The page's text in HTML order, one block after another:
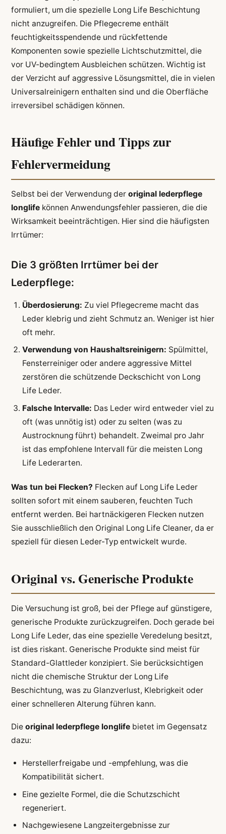
formuliert, um die spezielle Long Life Beschichtung
nicht anzugreifen. Die Pflegecreme enthält
feuchtigkeitsspendende und rückfettende
Komponenten sowie spezielle Lichtschutzmittel, die
vor UV-bedingtem Ausbleichen schützen. Wichtig ist
der Verzicht auf aggressive Lösungsmittel, die in vielen
Universalreinigern enthalten sind und die Oberfläche
irreversibel schädigen können.
Häufige Fehler und Tipps zur
Fehlervermeidung
Selbst bei der Verwendung der original lederpflege
longlifekönnen Anwendungsfehler passieren, die die
Wirksamkeit beeinträchtigen. Hier sind die häufigsten
Irrtümer:
Die 3 größten Irrtümer bei der
Lederpflege:
Überdosierung: Zu viel Pflegecreme macht das
Leder klebrig und zieht Schmutz an. Weniger ist hier
oft mehr.
Verwendung von Haushaltsreinigern: Spülmittel,
Fensterreiniger oder andere aggressive Mittel
zerstören die schützende Deckschicht von Long
Life Leder.
Falsche Intervalle: Das Leder wird entweder viel zu
oft (was unnötig ist) oder zu selten (was zu
Austrocknung führt) behandelt. Zweimal pro Jahr
ist das empfohlene Intervall für die meisten Long
Life Lederarten.
Was tun bei Flecken? Flecken auf Long Life Leder
sollten sofort mit einem sauberen, feuchten Tuch
entfernt werden. Bei hartnäckigeren Flecken nutzen
Sie ausschließlich den Original Long Life Cleaner, da er
speziell für diesen Leder-Typ entwickelt wurde.
Original vs. Generische Produkte
Die Versuchung ist groß, bei der Pflege auf günstigere,
generische Produkte zurückzugreifen. Doch gerade bei
Long Life Leder, das eine spezielle Veredelung besitzt,
ist dies riskant. Generische Produkte sind meist für
Standard-Glattleder konzipiert. Sie berücksichtigen
nicht die chemische Struktur der Long Life
Beschichtung, was zu Glanzverlust, Klebrigkeit oder
einer schnelleren Alterung führen kann.
Die original lederpflege longlifebietet im Gegensatz
dazu:
Herstellerfreigabe und -empfehlung, was die
Kompatibilität sichert.
Eine gezielte Formel, die die Schutzschicht
regeneriert.
Nachgewiesene Langzeitergebnisse zur